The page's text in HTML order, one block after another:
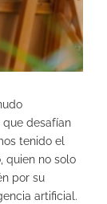
desafían
tenido el
quien no solo
por su
artificial.